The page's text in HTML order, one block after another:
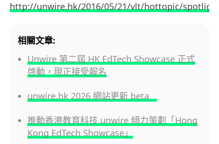
http://unwire.hk/2016/05/21/vlt/hottopic/
相關文章:
Unwire 第二屆 HK EdTech Showcase 正式
啓動，現正接受報名
unwire.hk 2026 網站更新 beta
推動香港教育科技 unwire 傾力策劃「Hong
Kong EdTech Showcase」